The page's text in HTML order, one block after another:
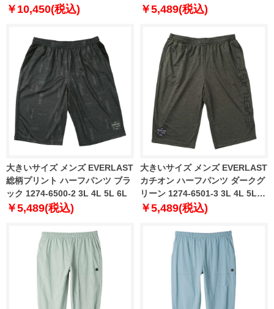
5L 6L
￥10,450(税込) ￥5,489(税込)
大きいサイズ メンズ EVERLAST
総柄プリント ハーフパンツ ブラ
ック 1274-6500-2 3L 4L 5L 6L
￥5,489(税込)
大きいサイズ メンズ EVERLAST
カチオン ハーフパンツ ダークグ
リーン 1274-6501-3 3L 4L 5L
6L
￥5,489(税込)